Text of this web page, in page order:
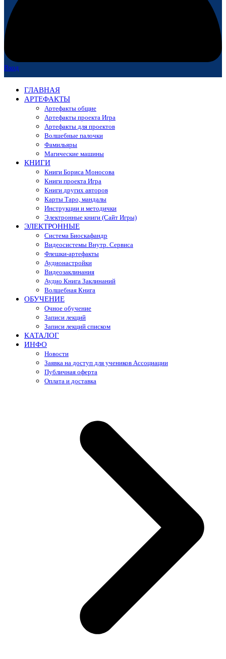
Вход
ГЛАВНАЯ
АРТЕФАКТЫ
Артефакты общие
Артефакты проекта Игра
Артефакты для проектов
Волшебные палочки
Фамильяры
Магические машины
КНИГИ
Книги Бориса Моносова
Книги проекта Игра
Книги других авторов
Карты Таро, мандалы
Инструкции и методички
Электронные книги (Сайт Игры)
ЭЛЕКТРОННЫЕ
Система Биоскафандр
Видеосистемы Внутр. Сервиса
Флешки-артефакты
Аудионастройки
Видеозаклинания
Аудио Книга Заклинаний
Волшебная Книга
ОБУЧЕНИЕ
Очное обучение
Записи лекций
Записи лекций списком
КАТАЛОГ
ИНФО
Новости
Заявка на доступ для учеников Ассоциации
Публичная оферта
Оплата и доставка